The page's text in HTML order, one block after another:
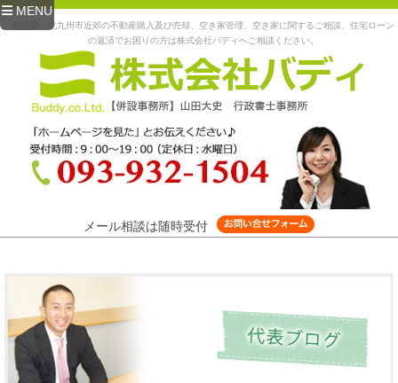
MENU
福岡県、北九州市近郊の不動産購入及び売却、空き家管理、空き家に関するご相談、住宅ローン
の返済でお困りの方は株式会社バディへご相談ください。
メール相談は随時受付